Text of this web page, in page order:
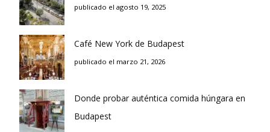
publicado el agosto 19, 2025
Café New York de Budapest
publicado el marzo 21, 2026
Donde probar auténtica comida húngara en
Budapest